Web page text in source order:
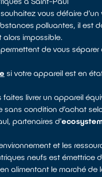
vous défaire
polluantes, il est
impossible.
de vous
si votre appareil est en
faites livrer un appareil
sans condition d’achat
partenaires d'
et les
neufs est émettrice
alimentant le marché